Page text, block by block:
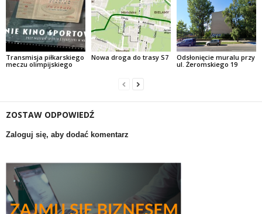
Transmisja piłkarskiego
meczu olimpijskiego
Nowa droga do trasy S7
Odsłonięcie muralu przy
ul. Żeromskiego 19
ZOSTAW ODPOWIEDŹ
Zaloguj się, aby dodać komentarz